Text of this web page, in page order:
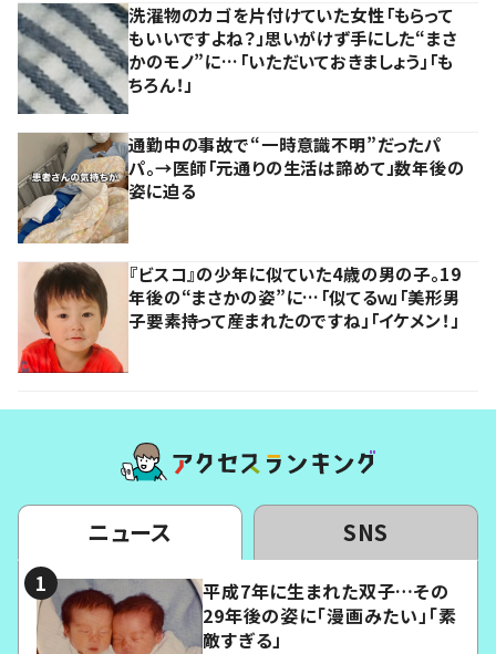
洗濯物のカゴを片付けていた女性「もらって
もいいですよね？」思いがけず手にした“まさ
かのモノ”に…「いただいておきましょう」「も
ちろん！」
通勤中の事故で“一時意識不明”だったパ
パ。→医師「元通りの生活は諦めて」数年後の
姿に迫る
『ビスコ』の少年に似ていた4歳の男の子。19
年後の“まさかの姿”に…「似てるｗ」「美形男
子要素持って産まれたのですね」「イケメン！」
ニュース SNS
平成7年に生まれた双子…その
29年後の姿に「漫画みたい」「素
敵すぎる」